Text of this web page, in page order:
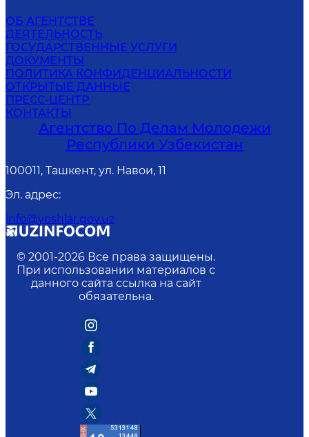
ОБ АГЕНТСТВЕ
ДЕЯТЕЛЬНОСТЬ
ГОСУДАРСТВЕННЫЕ УСЛУГИ
ДОКУМЕНТЫ
ПОЛИТИКА КОНФИДЕНЦИАЛЬНОСТИ
ОТКРЫТЫЕ ДАННЫЕ
ПРЕСС-ЦЕНТР
КОНТАКТЫ
Агентство По Делам Молодежи
Республики Узбекистан
100011, Ташкент, ул. Навои, 11
Эл. адрес:
info@yoshlar.gov.uz
© 2001-2026 Все права защищены.
При использовании материалов с
данного сайта ссылка на сайт
обязательна.